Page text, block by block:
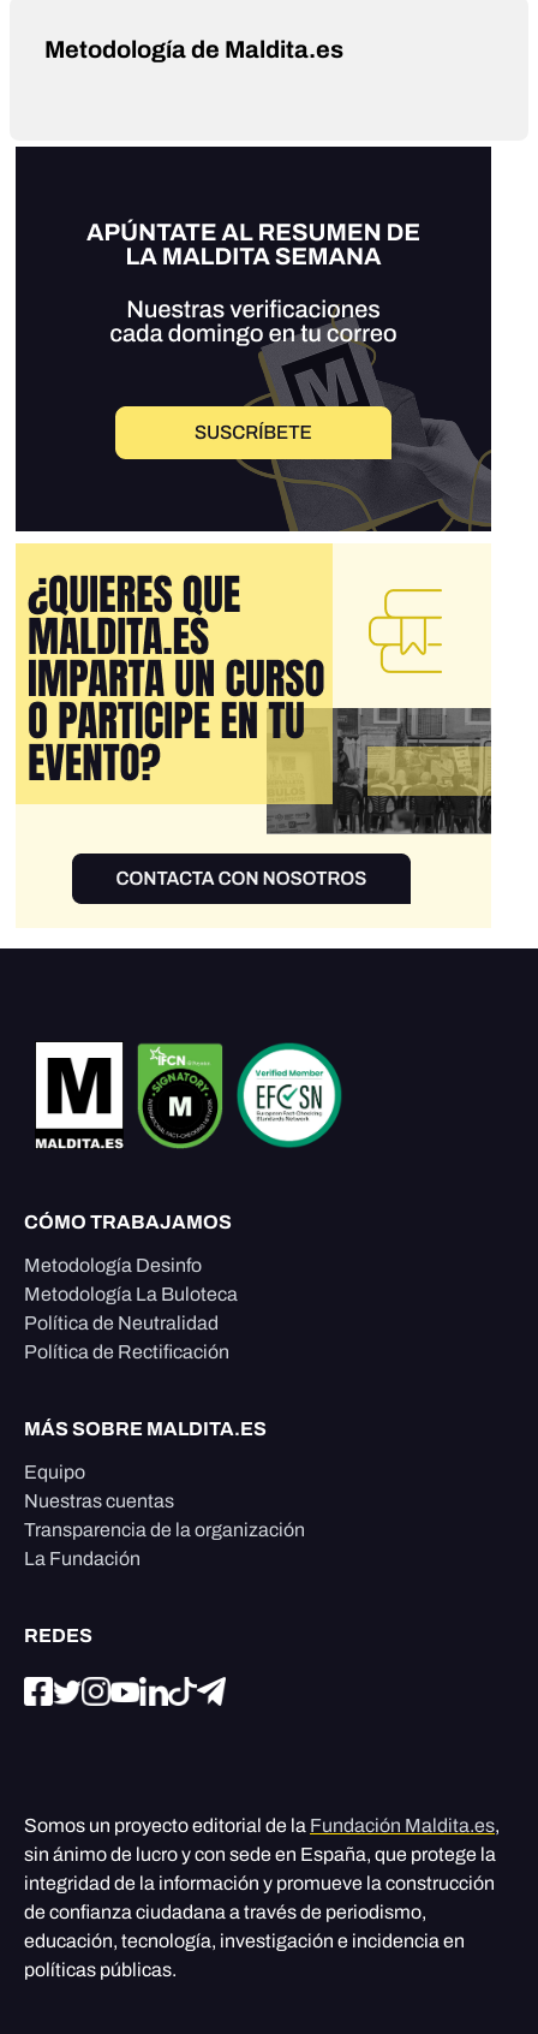
Metodología de Maldita.es
CÓMO TRABAJAMOS
Metodología Desinfo
Metodología La Buloteca
Política de Neutralidad
Política de Rectificación
MÁS SOBRE MALDITA.ES
Equipo
Nuestras cuentas
Transparencia de la organización
La Fundación
REDES
Somos un proyecto editorial de la Fundación Maldita.es,
sin ánimo de lucro y con sede en España, que protege la
integridad de la información y promueve la construcción
de confianza ciudadana a través de periodismo,
educación, tecnología, investigación e incidencia en
políticas públicas.